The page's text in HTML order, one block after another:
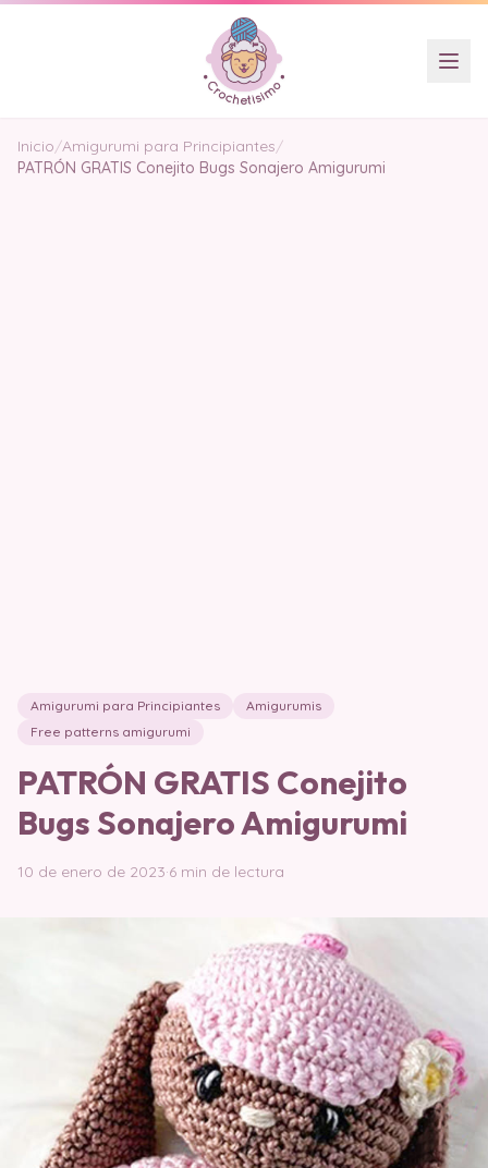
Inicio/Amigurumi para Principiantes/
PATRÓN GRATIS Conejito Bugs Sonajero Amigurumi
Amigurumi para Principiantes
Amigurumis
Free patterns amigurumi
PATRÓN GRATIS Conejito
Bugs Sonajero Amigurumi
10 de enero de 2023·6 min de lectura